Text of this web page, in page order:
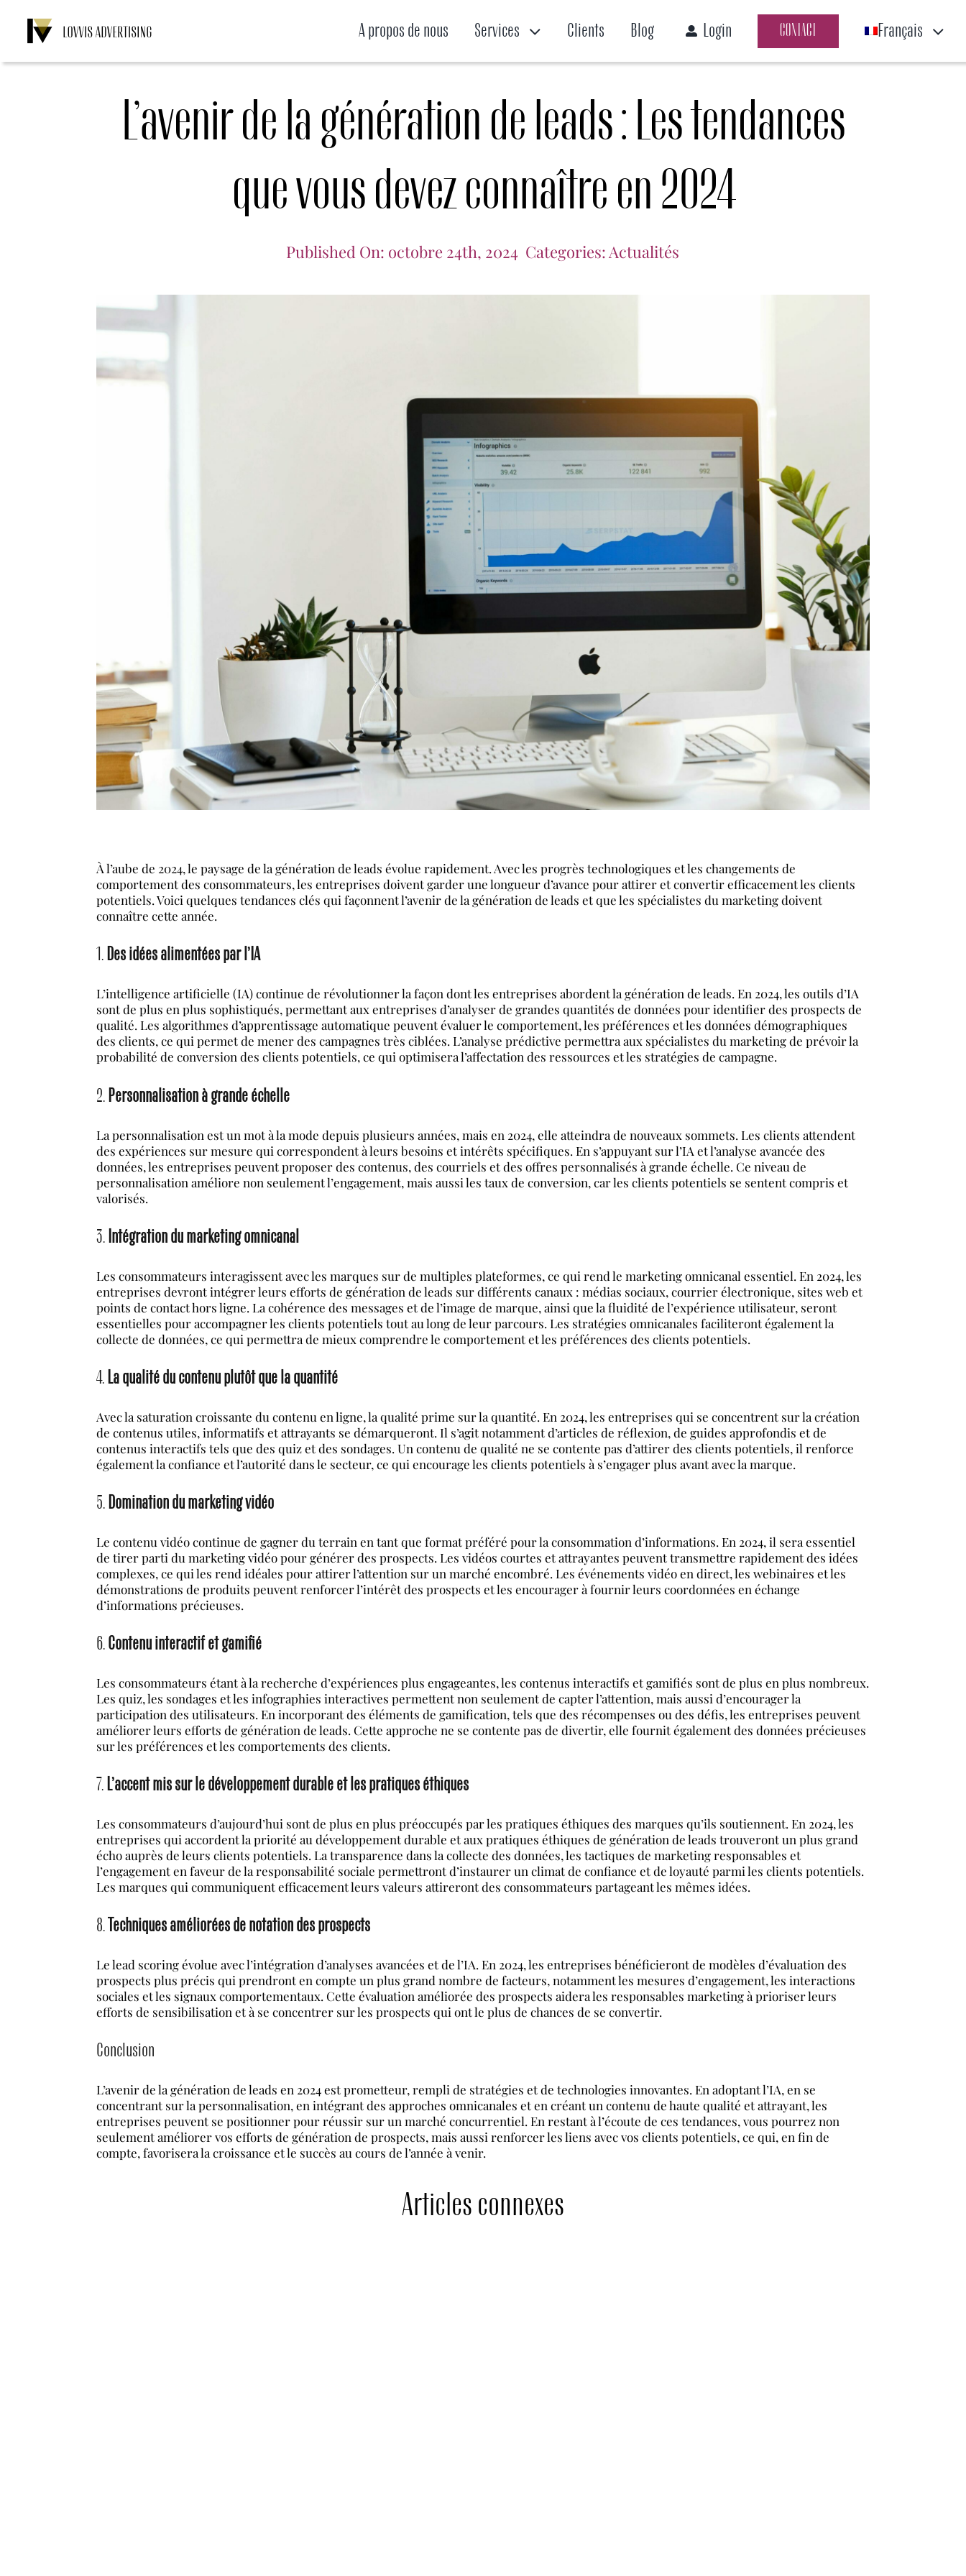
content
A propos de nous Services Clients Blog Login CONTACT Français
L’avenir de la génération de leads : Les tendances
que vous devez connaître en 2024
Published On: octobre 24th, 2024 Categories:Actualités
À l’aube de 2024, le paysage de la génération de leads évolue rapidement. Avec les progrès technologiques et les changements de
comportement des consommateurs, les entreprises doivent garder une longueur d’avance pour attirer et convertir efficacement les clients
potentiels. Voici quelques tendances clés qui façonnent l’avenir de la génération de leads et que les spécialistes du marketing doivent
connaître cette année.
1. Des idées alimentées par l’IA
L’intelligence artificielle (IA) continue de révolutionner la façon dont les entreprises abordent la génération de leads. En 2024, les outils d’IA
sont de plus en plus sophistiqués, permettant aux entreprises d’analyser de grandes quantités de données pour identifier des prospects de
qualité. Les algorithmes d’apprentissage automatique peuvent évaluer le comportement, les préférences et les données démographiques
des clients, ce qui permet de mener des campagnes très ciblées. L’analyse prédictive permettra aux spécialistes du marketing de prévoir la
probabilité de conversion des clients potentiels, ce qui optimisera l’affectation des ressources et les stratégies de campagne.
2. Personnalisation à grande échelle
La personnalisation est un mot à la mode depuis plusieurs années, mais en 2024, elle atteindra de nouveaux sommets. Les clients attendent
des expériences sur mesure qui correspondent à leurs besoins et intérêts spécifiques. En s’appuyant sur l’IA et l’analyse avancée des
données, les entreprises peuvent proposer des contenus, des courriels et des offres personnalisés à grande échelle. Ce niveau de
personnalisation améliore non seulement l’engagement, mais aussi les taux de conversion, car les clients potentiels se sentent compris et
valorisés.
3. Intégration du marketing omnicanal
Les consommateurs interagissent avec les marques sur de multiples plateformes, ce qui rend le marketing omnicanal essentiel. En 2024, les
entreprises devront intégrer leurs efforts de génération de leads sur différents canaux : médias sociaux, courrier électronique, sites web et
points de contact hors ligne. La cohérence des messages et de l’image de marque, ainsi que la fluidité de l’expérience utilisateur, seront
essentielles pour accompagner les clients potentiels tout au long de leur parcours. Les stratégies omnicanales faciliteront également la
collecte de données, ce qui permettra de mieux comprendre le comportement et les préférences des clients potentiels.
4. La qualité du contenu plutôt que la quantité
Avec la saturation croissante du contenu en ligne, la qualité prime sur la quantité. En 2024, les entreprises qui se concentrent sur la création
de contenus utiles, informatifs et attrayants se démarqueront. Il s’agit notamment d’articles de réflexion, de guides approfondis et de
contenus interactifs tels que des quiz et des sondages. Un contenu de qualité ne se contente pas d’attirer des clients potentiels, il renforce
également la confiance et l’autorité dans le secteur, ce qui encourage les clients potentiels à s’engager plus avant avec la marque.
5. Domination du marketing vidéo
Le contenu vidéo continue de gagner du terrain en tant que format préféré pour la consommation d’informations. En 2024, il sera essentiel
de tirer parti du marketing vidéo pour générer des prospects. Les vidéos courtes et attrayantes peuvent transmettre rapidement des idées
complexes, ce qui les rend idéales pour attirer l’attention sur un marché encombré. Les événements vidéo en direct, les webinaires et les
démonstrations de produits peuvent renforcer l’intérêt des prospects et les encourager à fournir leurs coordonnées en échange
d’informations précieuses.
6.Contenu interactif et gamifié
Les consommateurs étant à la recherche d’expériences plus engageantes, les contenus interactifs et gamifiés sont de plus en plus nombreux.
Les quiz, les sondages et les infographies interactives permettent non seulement de capter l’attention, mais aussi d’encourager la
participation des utilisateurs. En incorporant des éléments de gamification, tels que des récompenses ou des défis, les entreprises peuvent
améliorer leurs efforts de génération de leads. Cette approche ne se contente pas de divertir, elle fournit également des données précieuses
sur les préférences et les comportements des clients.
7. L’accent mis sur le développement durable et les pratiques éthiques
Les consommateurs d’aujourd’hui sont de plus en plus préoccupés par les pratiques éthiques des marques qu’ils soutiennent. En 2024, les
entreprises qui accordent la priorité au développement durable et aux pratiques éthiques de génération de leads trouveront un plus grand
écho auprès de leurs clients potentiels. La transparence dans la collecte des données, les tactiques de marketing responsables et
l’engagement en faveur de la responsabilité sociale permettront d’instaurer un climat de confiance et de loyauté parmi les clients potentiels.
Les marques qui communiquent efficacement leurs valeurs attireront des consommateurs partageant les mêmes idées.
8. Techniques améliorées de notation des prospects
Le lead scoring évolue avec l’intégration d’analyses avancées et de l’IA. En 2024, les entreprises bénéficieront de modèles d’évaluation des
prospects plus précis qui prendront en compte un plus grand nombre de facteurs, notamment les mesures d’engagement, les interactions
sociales et les signaux comportementaux. Cette évaluation améliorée des prospects aidera les responsables marketing à prioriser leurs
efforts de sensibilisation et à se concentrer sur les prospects qui ont le plus de chances de se convertir.
Conclusion
L’avenir de la génération de leads en 2024 est prometteur, rempli de stratégies et de technologies innovantes. En adoptant l’IA, en se
concentrant sur la personnalisation, en intégrant des approches omnicanales et en créant un contenu de haute qualité et attrayant, les
entreprises peuvent se positionner pour réussir sur un marché concurrentiel. En restant à l’écoute de ces tendances, vous pourrez non
seulement améliorer vos efforts de génération de prospects, mais aussi renforcer les liens avec vos clients potentiels, ce qui, en fin de
compte, favorisera la croissance et le succès au cours de l’année à venir.
Articles connexes